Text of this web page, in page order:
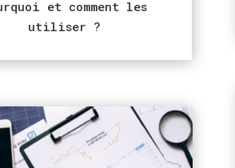
et comment les
utiliser ?